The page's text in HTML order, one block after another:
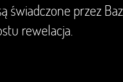
świadczone przez
rewelacja.